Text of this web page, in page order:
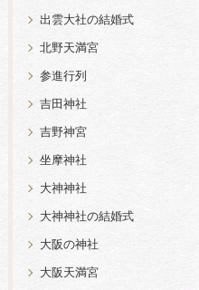
出雲大社の結婚式
北野天満宮
参進行列
吉田神社
吉野神宮
坐摩神社
大神神社
大神神社の結婚式
大阪の神社
大阪天満宮